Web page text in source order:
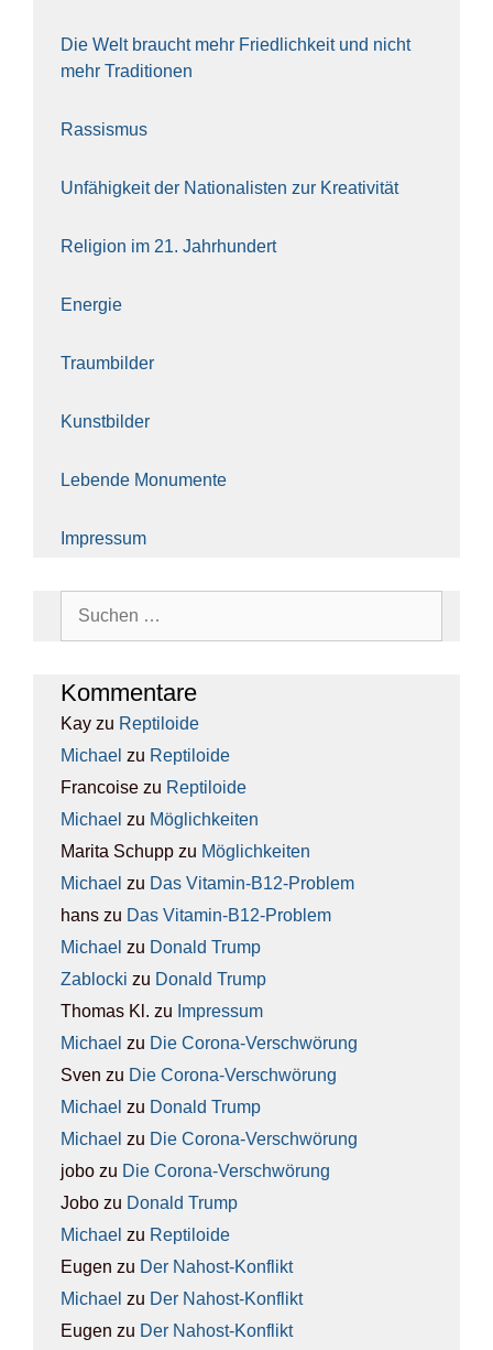
Die Welt braucht mehr Fried­lich­keit und nicht
mehr Tra­di­tio­nen
Ras­sis­mus
Unfä­hig­keit der Natio­na­lis­ten zur Krea­ti­vi­tät
Reli­gi­on im 21. Jahr­hun­dert
Ener­gie
Traum­bil­der
Kunst­bil­der
Leben­de Monu­men­te
Impres­sum
Kom­men­ta­re
Kay zu Rep­ti­lo­ide
Michael zu Rep­ti­lo­ide
Francoise zu Rep­ti­lo­ide
Michael zu Mög­lich­kei­ten
Marita Schupp zu Mög­lich­kei­ten
Michael zu Das Vit­amin-B12-Pro­blem
hans zu Das Vit­amin-B12-Pro­blem
Michael zu Donald Trump
Zablocki zu Donald Trump
Thomas Kl. zu Impres­sum
Michael zu Die Coro­na-Ver­schwö­rung
Sven zu Die Coro­na-Ver­schwö­rung
Michael zu Donald Trump
Michael zu Die Coro­na-Ver­schwö­rung
jobo zu Die Coro­na-Ver­schwö­rung
Jobo zu Donald Trump
Michael zu Rep­ti­lo­ide
Eugen zu Der Nah­ost-Kon­flikt
Michael zu Der Nah­ost-Kon­flikt
Eugen zu Der Nah­ost-Kon­flikt